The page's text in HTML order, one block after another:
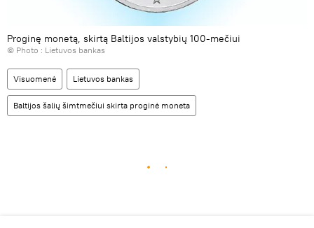
Proginę monetą, skirtą Baltijos valstybių 100-mečiui
© Photo : Lietuvos bankas
Visuomenė Lietuvos bankas
Baltijos šalių šimtmečiui skirta proginė moneta